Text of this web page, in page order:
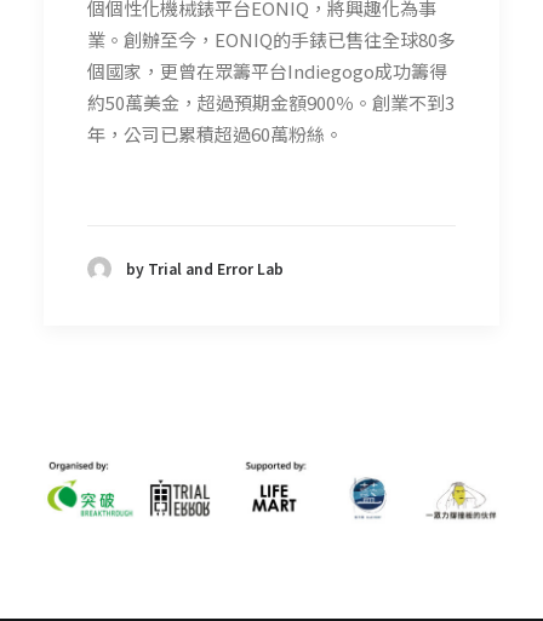
個個性化機械錶平台EONIQ，將興趣化為事
業。創辦至今，EONIQ的手錶已售往全球80多
個國家，更曾在眾籌平台Indiegogo成功籌得
約50萬美金，超過預期金額900％。創業不到3
年，公司已累積超過60萬粉絲。
by Trial and Error Lab